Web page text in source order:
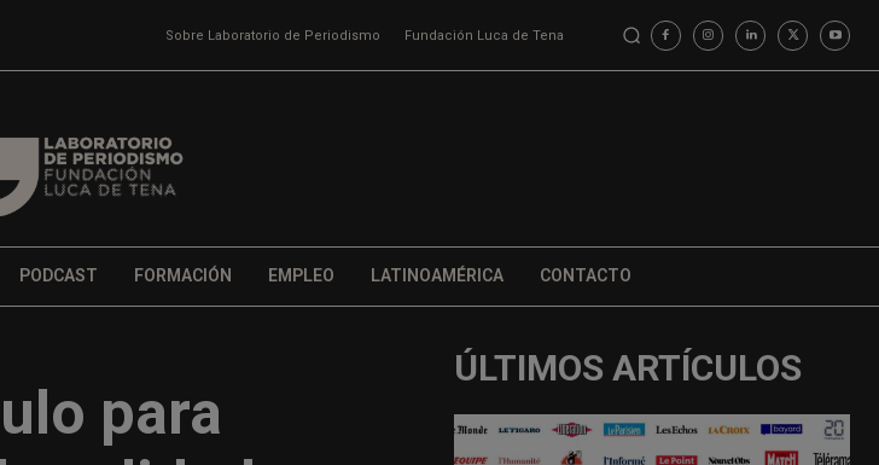
Sobre Laboratorio de Periodismo Fundación Luca de Tena
PODCAST FORMACIÓN EMPLEO LATINOAMÉRICA CONTACTO
para
ÚLTIMOS ARTÍCULOS